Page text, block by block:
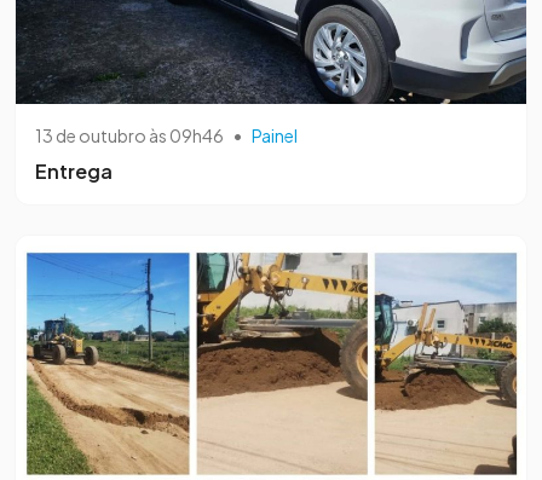
13 de outubro às 09h46 • Painel
Entrega